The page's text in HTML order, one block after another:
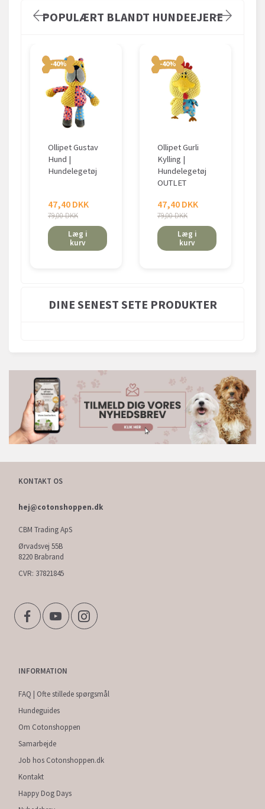
POPULÆRT BLANDT HUNDEEJERE
-40%
Ollipet Gustav
Hund |
Hundelegetøj
47,40 DKK
79,00 DKK
Læg i
kurv
-40%
Ollipet Gurli
Kylling |
Hundelegetøj
OUTLET
47,40 DKK
79,00 DKK
Læg i
kurv
DINE SENEST SETE PRODUKTER
KONTAKT OS
hej@cotonshoppen.dk
CBM Trading ApS
Ørvadsvej 55B
8220 Brabrand
CVR: 37821845
INFORMATION
FAQ | Ofte stillede spørgsmål
Hundeguides
Om Cotonshoppen
Samarbejde
Job hos Cotonshoppen.dk
Kontakt
Happy Dog Days